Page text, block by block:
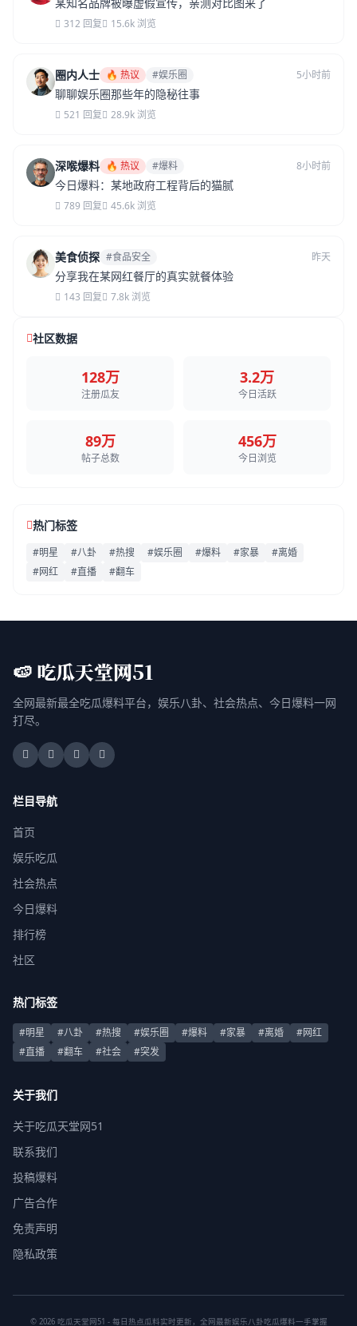
312 回复 15.6k 浏览
圈内人士 🔥 热议 #娱乐圈 5小时前
聊聊娱乐圈那些年的隐秘往事
521 回复 28.9k 浏览
深喉爆料 🔥 热议 #爆料 8小时前
今日爆料：某地政府工程背后的猫腻
789 回复 45.6k 浏览
美食侦探 #食品安全 昨天
分享我在某网红餐厅的真实就餐体验
143 回复 7.8k 浏览
社区数据
128万
注册瓜友
3.2万
今日活跃
89万
帖子总数
456万
今日浏览
热门标签
#明星 #八卦 #热搜 #娱乐圈 #爆料 #家暴
#离婚
#网红
#直播 #翻车
🍉 吃瓜天堂网51
全网最新最全吃瓜爆料平台，娱乐八卦、社会热点、今日爆料一网
打尽。
栏目导航
首页
娱乐吃瓜
社会热点
今日爆料
排行榜
社区
热门标签
#明星 #八卦 #热搜 #娱乐圈 #爆料 #家暴 #离婚
#网红
#直播
#翻车 #社会 #突发
关于我们
关于吃瓜天堂网51
联系我们
投稿爆料
广告合作
免责声明
隐私政策
© 2026 吃瓜天堂网51 - 每日热点瓜料实时更新，全网最新娱乐八卦吃瓜爆料一手掌握